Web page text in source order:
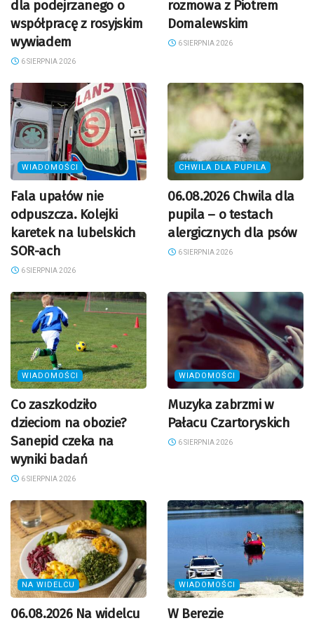
dla podejrzanego o
współpracę z rosyjskim
wywiadem
6 SIERPNIA 2026
rozmowa z Piotrem
Domalewskim
6 SIERPNIA 2026
WIADOMOŚCI
Fala upałów nie
odpuszcza. Kolejki
karetek na lubelskich
SOR-ach
6 SIERPNIA 2026
CHWILA DLA PUPILA
06.08.2026 Chwila dla
pupila – o testach
alergicznych dla psów
6 SIERPNIA 2026
WIADOMOŚCI
Co zaszkodziło
dzieciom na obozie?
Sanepid czeka na
wyniki badań
6 SIERPNIA 2026
WIADOMOŚCI
Muzyka zabrzmi w
Pałacu Czartoryskich
6 SIERPNIA 2026
NA WIDELCU
06.08.2026 Na widelcu
WIADOMOŚCI
W Berezie